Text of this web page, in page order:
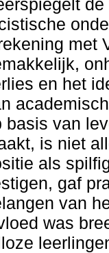
met
en het
basis van
is niet
als
gaf
van
was